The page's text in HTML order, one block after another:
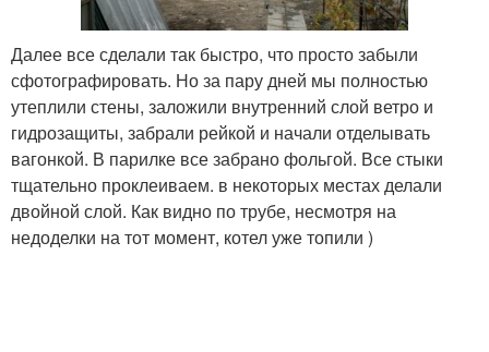
Далее все сделали так быстро, что просто забыли
сфотографировать. Но за пару дней мы полностью
утеплили стены, заложили внутренний слой ветро и
гидрозащиты, забрали рейкой и начали отделывать
вагонкой. В парилке все забрано фольгой. Все стыки
тщательно проклеиваем. в некоторых местах делали
двойной слой. Как видно по трубе, несмотря на
недоделки на тот момент, котел уже топили )